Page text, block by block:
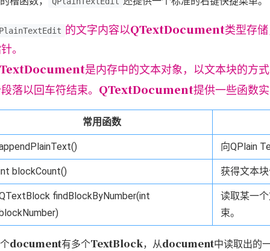
的文字内容以QTextDocument类型存
。
是内存中的文本对象，以文本块的方
落以回车符结束。 QTextDocument提供一些函数
常用函数
向QPlain
blockCount() 获得文本
findBlockByNumber(int
读取某一
束。
document有多个TextBlock，从document中读取出的